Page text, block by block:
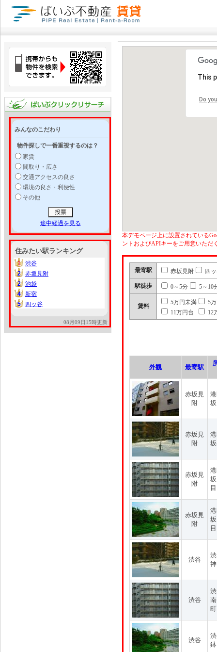
みんなのこだわり
物件探しで一番重視するのは？
家賃
間取り・広さ
交通アクセスの良さ
環境の良さ・利便性
その他
途中経過を見る
住みたい駅ランキング
1
1
渋谷
2
2
赤坂見附
2
2
池袋
4
4
新宿
5
5 四ッ谷
08月09日15時更新
This
Do
本デモページ上に設置されている
ントおよびAPIキーをご用意いただ
最寄駅 赤坂見附 四
駅徒歩 0～5分 5～10
賃料
5万円未満
5
11万円台
12
外観 最寄駅
赤坂見
附
赤坂見
附
赤坂見
附
目
赤坂見
附
目
渋谷
渋谷
渋谷